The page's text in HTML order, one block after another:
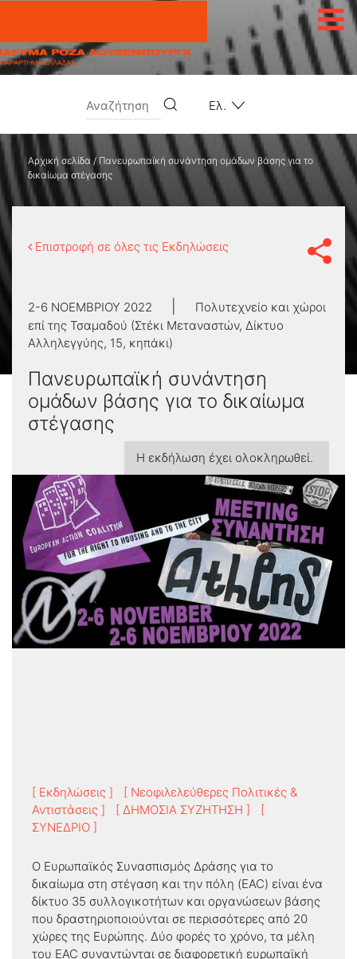
Ελ.
Αρχική σελίδα /Πανευρωπαϊκή συνάντηση ομάδων βάσης για το
δικαίωμα στέγασης
Επιστροφή σε όλες τις Εκδηλώσεις
2-6 ΝΟΕΜΒΡΊΟΥ 2022
Πολυτεχνείο και χώροι
επί της Τσαμαδού (Στέκι Μεταναστών, Δίκτυο
Αλληλεγγύης, 15, κηπάκι)
Πανευρωπαϊκή συνάντηση
ομάδων βάσης για το δικαίωμα
στέγασης
Η εκδήλωση έχει ολοκληρωθεί.
[ Εκδηλώσεις ]
[ Νεοφιλελεύθερες Πολιτικές &
Αντιστάσεις ]
[ ΔΗΜΟΣΙΑ ΣΥΖΗΤΗΣΗ ]
[
ΣΥΝΕΔΡΙΟ ]
Ο Ευρωπαϊκός Συνασπισμός Δράσης για το
δικαίωμα στη στέγαση και την πόλη (EAC) είναι ένα
δίκτυο 35 συλλογικοτήτων και οργανώσεων βάσης
που δραστηριοποιούνται σε περισσότερες από 20
χώρες της Ευρώπης. Δύο φορές το χρόνο, τα μέλη
του EAC συναντώνται σε διαφορετική ευρωπαϊκή